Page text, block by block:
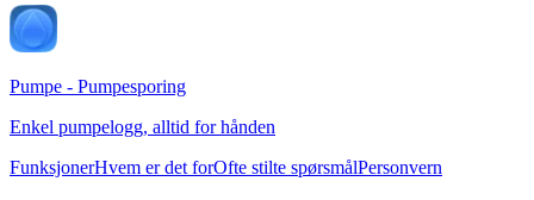
Pumpe - Pumpesporing
Enkel pumpelogg, alltid for hånden
FunksjonerHvem er det forOfte stilte spørsmålPersonvern